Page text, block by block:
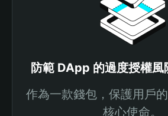
防範 DApp 的過度授權風
作為一款錢包，保護用戶
核心使命。